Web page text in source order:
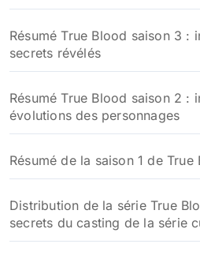
Résumé True Blood saison 3 :
secrets révélés
Résumé True Blood saison 2 :
évolutions des personnages
Résumé de la saison 1 de True
Distribution de la série True
secrets du casting de la série